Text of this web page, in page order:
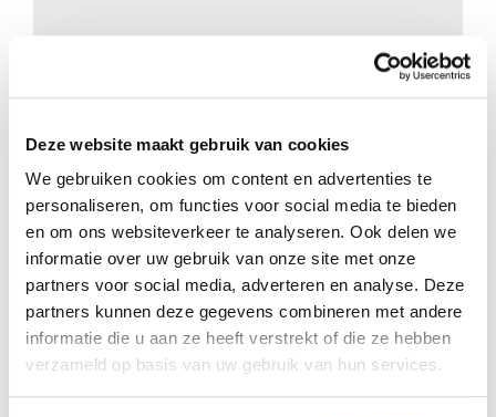
Deze website maakt gebruik van cookies
We gebruiken cookies om content en advertenties te
personaliseren, om functies voor social media te bieden
en om ons websiteverkeer te analyseren. Ook delen we
informatie over uw gebruik van onze site met onze
partners voor social media, adverteren en analyse. Deze
partners kunnen deze gegevens combineren met andere
informatie die u aan ze heeft verstrekt of die ze hebben
verzameld op basis van uw gebruik van hun services.
Geen categorie
We zijn voorlopig nog in Nederland